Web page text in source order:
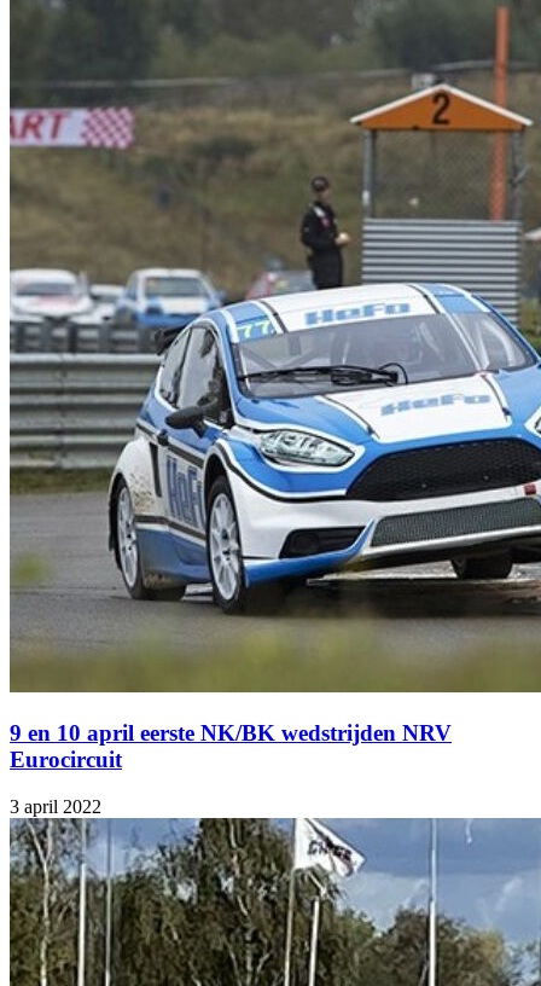
9 en 10 april eerste NK/BK wedstrijden NRV
Eurocircuit
3 april 2022